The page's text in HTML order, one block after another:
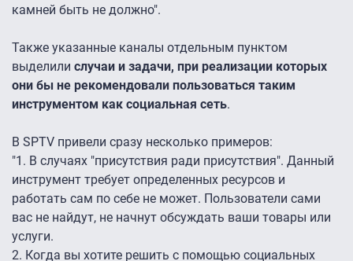
камней быть не должно".
Также указанные каналы отдельным пунктом
выделили случаи и задачи, при реализации которых
они бы не рекомендовали пользоваться таким
инструментом как социальная сеть.
В SPTV привели сразу несколько примеров:
"1. В случаях "присутствия ради присутствия". Данный
инструмент требует определенных ресурсов и
работать сам по себе не может. Пользователи сами
вас не найдут, не начнут обсуждать ваши товары или
услуги.
2. Когда вы хотите решить с помощью социальных